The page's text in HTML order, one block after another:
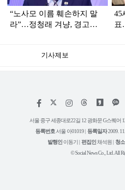
“노사모 이름 훼손하지 말
라”…정청래 겨냥, 경고장
45
표
기사제보
페
스
북
인
타
그
램
서울 중구 세종대로22길 12 광화문 G스퀘어
등록번호 서울 아01019 | 등록일자2009.
발행인 이동기 | 편집인채석원 | 청
© Social News Co., Ltd. All